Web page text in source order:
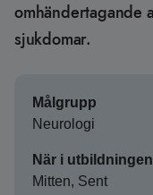
omhändertagande
sjukdomar.
Målgrupp
Neurologi
När i utbildningen
Mitten, Sent